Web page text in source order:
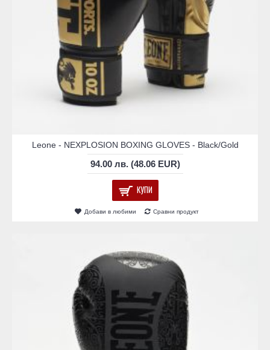
Leone - NEXPLOSION BOXING GLOVES - Black/Gold
94.00 лв. (48.06 EUR)
КУПИ
Добави в любими Сравни продукт